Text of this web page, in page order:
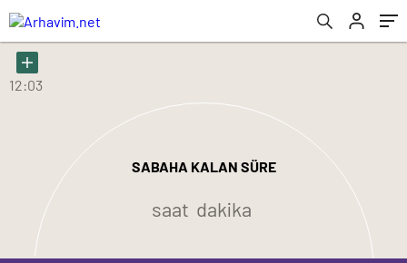
12:03
SABAHA KALAN SÜRE
saat dakika